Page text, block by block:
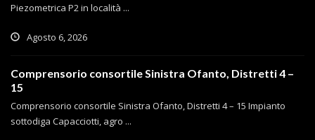
Piezometrica P2 in località ...
Agosto 6, 2026
Comprensorio consortile Sinistra Ofanto, Distretti 4 –
15
Comprensorio consortile Sinistra Ofanto, Distretti 4 – 15 Impianto
sottodiga Capacciotti, agro ...